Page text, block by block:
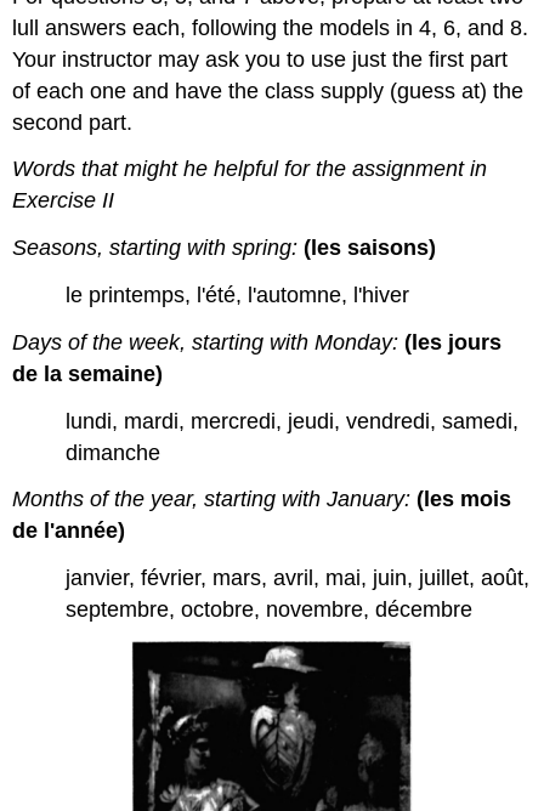
lull answers each, following the models in 4, 6, and 8.
Your instructor may ask you to use just the first part
of each one and have the class supply (guess at) the
second part.
Words that might he helpful for the assignment in
Exercise II
Seasons, starting with spring: (les saisons)
le printemps, l'été, l'automne, l'hiver
Days of the week, starting with Monday:(les jours
de la semaine)
lundi, mardi, mercredi, jeudi, vendredi, samedi,
dimanche
Months of the year, starting with January:(les mois
de l'année)
janvier, février, mars, avril, mai, juin, juillet, août,
septembre, octobre, novembre, décembre